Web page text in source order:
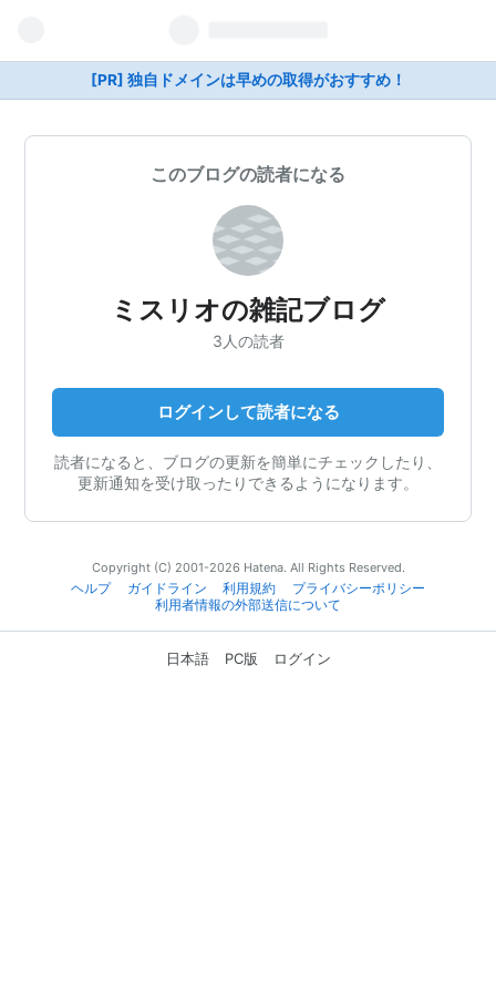
[PR] 独自ドメインは早めの取得がおすすめ！
このブログの読者になる
ミスリオの雑記ブログ
3人の読者
ログインして読者になる
読者になると、ブログの更新を簡単にチェックしたり、
更新通知を受け取ったりできるようになります。
Copyright (C) 2001-2026 Hatena. All Rights Reserved.
ヘルプ
ガイドライン 利用規約
プライバシーポリシー
利用者情報の外部送信について
日本語 PC版 ログイン